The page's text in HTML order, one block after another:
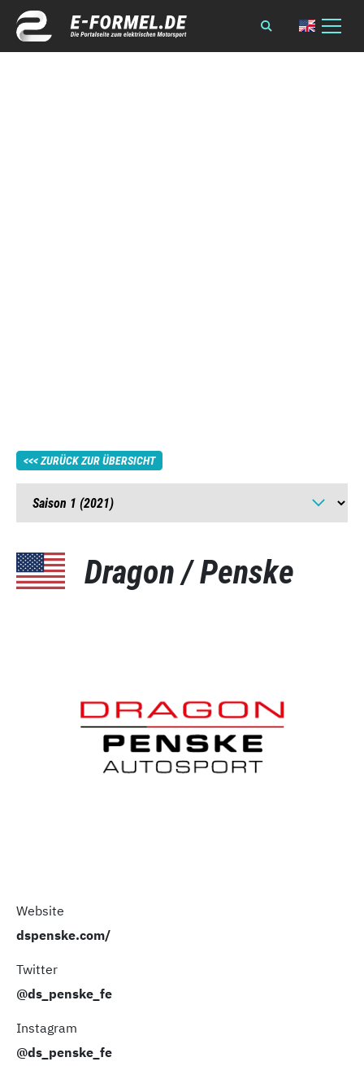
ZURÜCK ZUR ÜBERSICHT
Dragon / Penske
Website
dspenske.com/
Twitter
@ds_penske_fe
Instagram
@ds_penske_fe